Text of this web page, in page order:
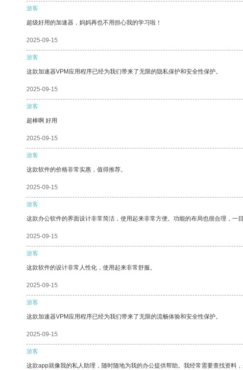
游客
超级好用的加速器，妈妈再也不用担心我的学习啦！
2025-09-15
游客
这款加速器VPM应用程序已经为我们带来了无限的隐私保护和安全性保护。
2025-09-15
游客
超棒啊 好用
2025-09-15
游客
这款软件的价格非常实惠，值得推荐。
2025-09-15
游客
这款办公软件的界面设计非常简洁，使用起来非常方便。功能的布局也很合理，一目
2025-09-15
游客
这款软件的设计非常人性化，使用起来非常舒服。
2025-09-15
游客
这款加速器VPM应用程序已经为我们带来了无限的流畅体验和安全性保护。
2025-09-15
游客
这款app就像我的私人助理，随时随地为我的办公提供帮助。我经常需要查找资料